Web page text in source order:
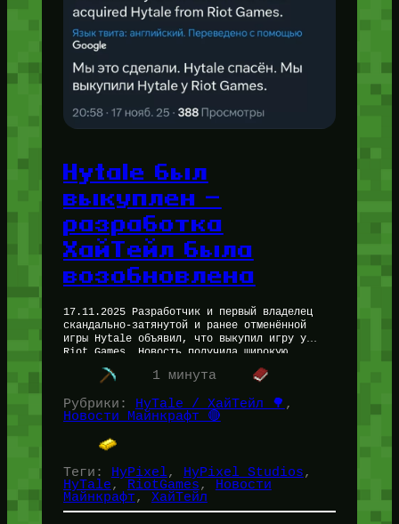
Hytale был
выкуплен —
разработка
ХайТейл была
возобновлена
17.11.2025 Разработчик и первый владелец
скандально-затянутой и ранее отменённой
игры Hytale объявил, что выкупил игру у
Riot Games. Новость получила широкую
огласку и воодушевляющий заголовок » HyTale
Спасён «. Оригинальный…
1 минута
Рубрики:
HyTale / ХайТейл 🌳
Новости Майнкрафт 🔴
Теги: HyPixel, HyPixel Studios
HyTale, RiotGames, Новости
Майнкрафт, ХайТейл